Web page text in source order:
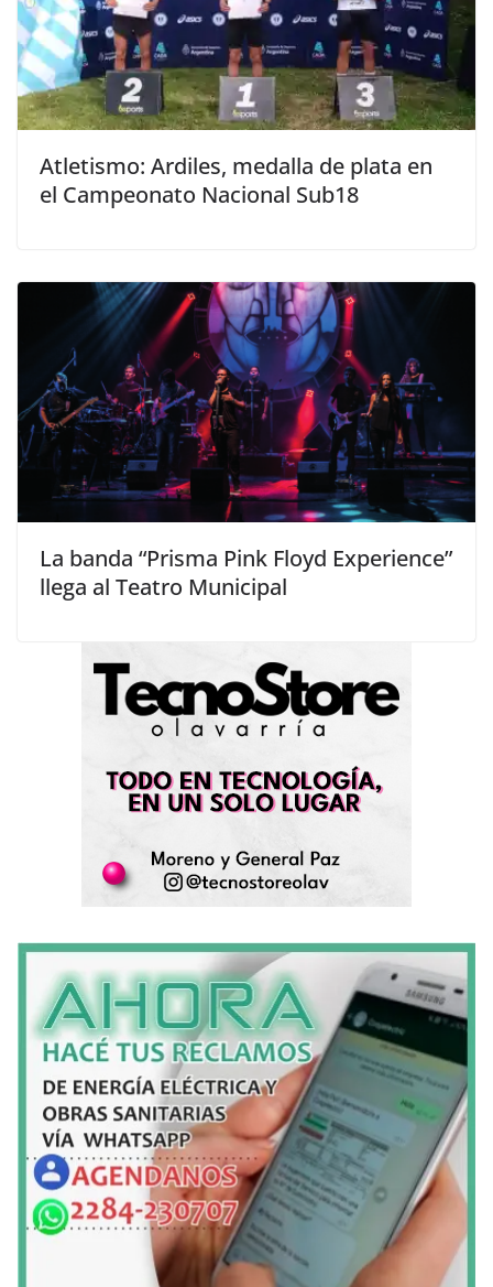
Atletismo: Ardiles, medalla de plata en
el Campeonato Nacional Sub18
La banda “Prisma Pink Floyd Experience”
llega al Teatro Municipal